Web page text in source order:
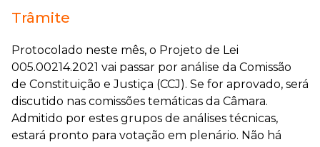
Trâmite
Protocolado neste mês, o Projeto de Lei
005.00214.2021 vai passar por análise da Comissão
de Constituição e Justiça (CCJ). Se for aprovado, será
discutido nas comissões temáticas da Câmara.
Admitido por estes grupos de análises técnicas,
estará pronto para votação em plenário. Não há